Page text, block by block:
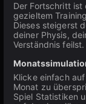
Der Fortschritt ist
gezieltem
Dieses steigerst
deiner Physis,
Verständnis feilst.
Klicke einfach
Monat zu
Spiel Statistiken